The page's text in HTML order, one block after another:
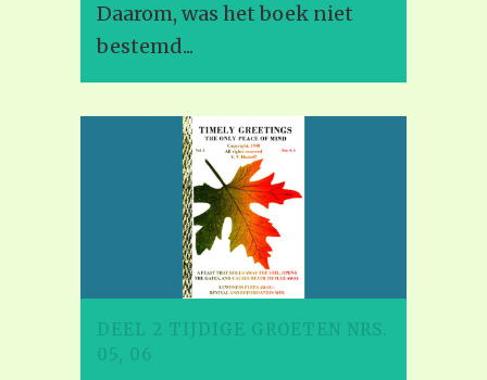
Daarom, was het boek niet
bestemd...
DEEL 2 TIJDIGE GROETEN NRS.
05, 06